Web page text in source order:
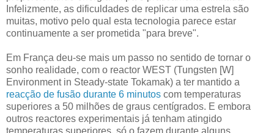
Infelizmente, as dificuldades de replicar uma estrela são
muitas, motivo pelo qual esta tecnologia parece estar
continuamente a ser prometida "para breve".
Em França deu-se mais um passo no sentido de tornar o
sonho realidade, com o reactor WEST (Tungsten [W]
Environment in Steady-state Tokamak) a ter mantido a
reacção de fusão durante 6 minutos com temperaturas
superiores a 50 milhões de graus centígrados. E embora
outros reactores experimentais já tenham atingido
temperaturas superiores, só o fazem durante alguns